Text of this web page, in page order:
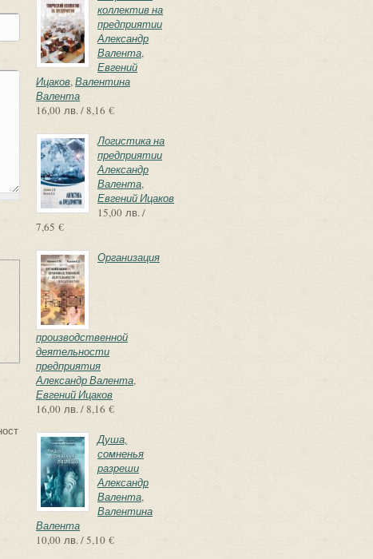
коллектив на
предприятии
Александр
Валента,
Евгений
Ицаков,Валентина
Валента
16,00 лв. / 8,16 €
Логистика на
предприятии
Александр
Валента,
Евгений Ицаков
15,00 лв. /
7,65 €
Организация
производственной
деятельности
предприятия
Александр Валента,
Евгений Ицаков
16,00 лв. / 8,16 €
Душа,
сомненья
разреши
Александр
Валента,
Валентина
Валента
10,00 лв. / 5,10 €